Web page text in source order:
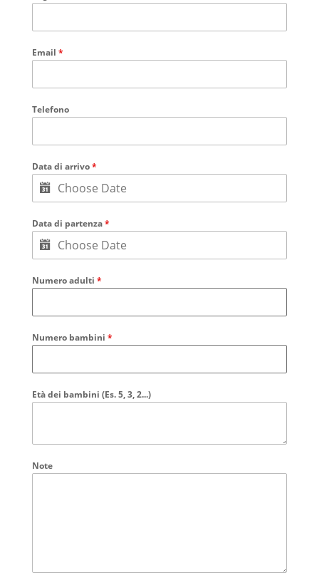
Email *
Telefono
Data di arrivo*
Data di partenza*
Numero adulti *
Numero bambini *
Età dei bambini (Es. 5, 3, 2...)
Note